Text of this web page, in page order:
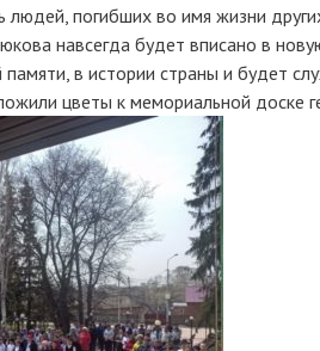
людей, погибших во имя жизни
навсегда будет вписано в
памяти, в истории страны и будет
цветы к мемориальной доске